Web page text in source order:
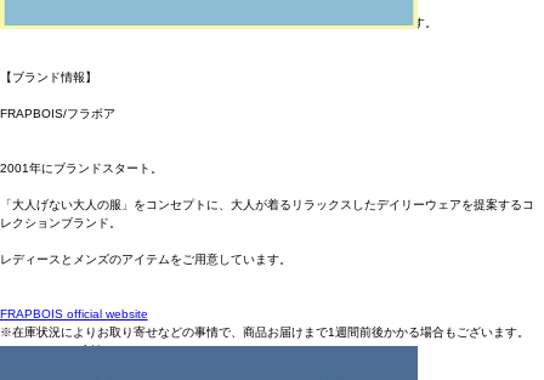
キレイな配色とさり気ないアクセントが効いたデイリー使いできるバッグです。
【ブランド情報】
FRAPBOIS/フラボア
2001年にブランドスタート。
「大人げない大人の服」をコンセプトに、大人が着るリラックスしたデイリーウェアを提案するコ
レクションブランド。
レディースとメンズのアイテムをご用意しています。
FRAPBOIS official website
※在庫状況によりお取り寄せなどの事情で、商品お届けまで1週間前後かかる場合もございます。